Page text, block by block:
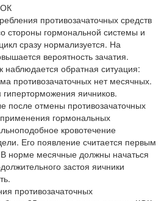
противозачаточных средств
стороны гормональной системы и
сразу нормализуется. На
вероятность зачатия.
наблюдается обратная ситуация:
противозачаточных нет месячных.
яичников.
после отмены противозачаточных
гормональных
кровотечение
Его появление считается первым
норме месячные должны начаться
застоя яичники
противозачаточных